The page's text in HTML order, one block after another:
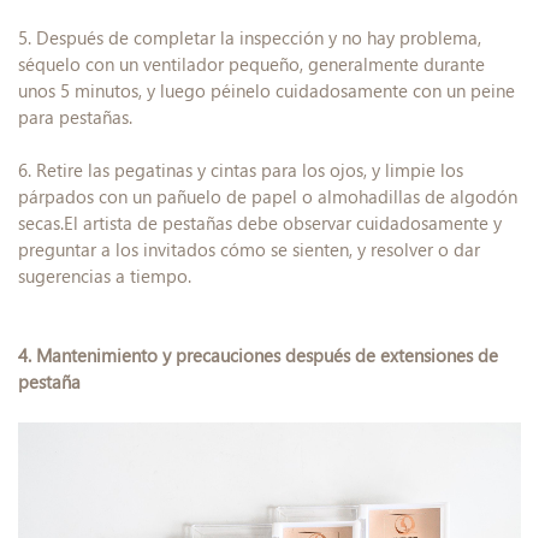
5. Después de completar la inspección y no hay problema,
séquelo con un ventilador pequeño, generalmente durante
unos 5 minutos, y luego péinelo cuidadosamente con un peine
para pestañas.
6. Retire las pegatinas y cintas para los ojos, y limpie los
párpados con un pañuelo de papel o almohadillas de algodón
secas.El artista de pestañas debe observar cuidadosamente y
preguntar a los invitados cómo se sienten, y resolver o dar
sugerencias a tiempo.
4. Mantenimiento y precauciones después de extensiones de
pestaña